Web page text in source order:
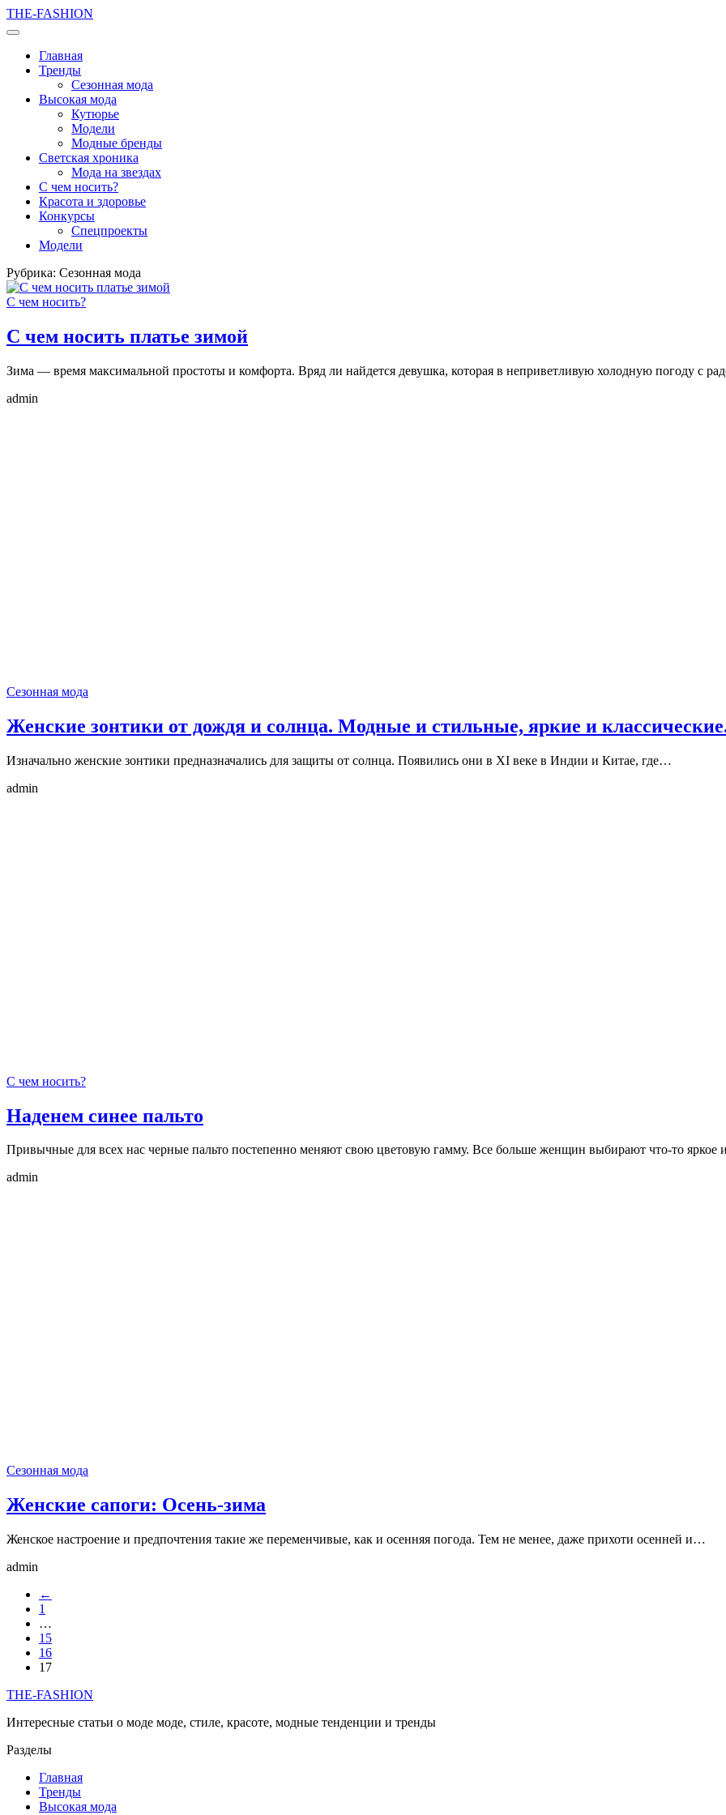
THE-FASHION
Главная
Тренды
Сезонная мода
Высокая мода
Кутюрье
Модели
Модные бренды
Светская хроника
Мода на звездах
С чем носить?
Красота и здоровье
Конкурсы
Спецпроекты
Модели
Рубрика: Сезонная мода
С чем носить?
С чем носить платье зимой
Зима — время максимальной простоты и комфорта. Вряд ли найдется девушка, которая в неприветливую холодную погоду с
admin
Сезонная мода
Женские зонтики от дождя и солнца. Модные и стильные, яркие и
Изначально женские зонтики предназначались для защиты от солнца. Появились они в XI веке в Индии и Китае, где…
admin
С чем носить?
Наденем синее пальто
Привычные для всех нас черные пальто постепенно меняют свою цветовую гамму. Все больше женщин выбирают что-то яркое
admin
Сезонная мода
Женские сапоги: Осень-зима
Женское настроение и предпочтения такие же переменчивые, как и осенняя погода. Тем не менее, даже прихоти осенней и…
admin
←
1
…
15
16
17
THE-FASHION
Интересные статьи о моде моде, стиле, красоте, модные тенденции и тренды
Разделы
Главная
Тренды
Высокая мода